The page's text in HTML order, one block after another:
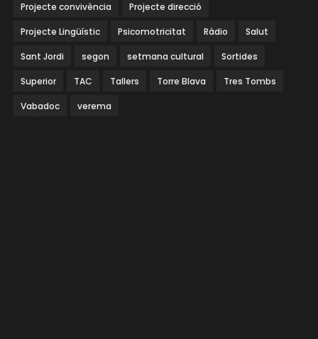
Projecte convivència Projecte direcció
Projecte Lingüístic Psicomotricitat Ràdio Salut
Sant Jordi segon setmana cultural Sortides
Superior TAC Tallers Torre Blava Tres Tombs
Vabadoc verema